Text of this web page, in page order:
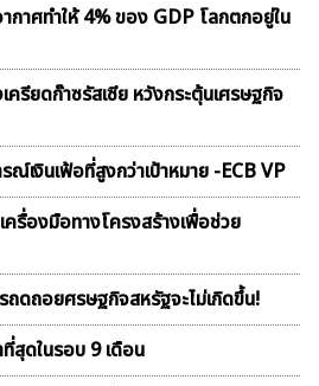
กาศทำให้ 4% ของ GDP โลกตกอยู่ใน
ครียดก๊าซรัสเซีย หวังกระตุ้นเศรษฐกิจ
ณ์เงินเฟ้อที่สูงกว่าเป้าหมาย -ECB VP
ครื่องมือทางโครงสร้างเพื่อช่วย
ดถอยศรษฐกิจสหรัฐจะไม่เกิดขึ้น!
สุดในรอบ 9 เดือน